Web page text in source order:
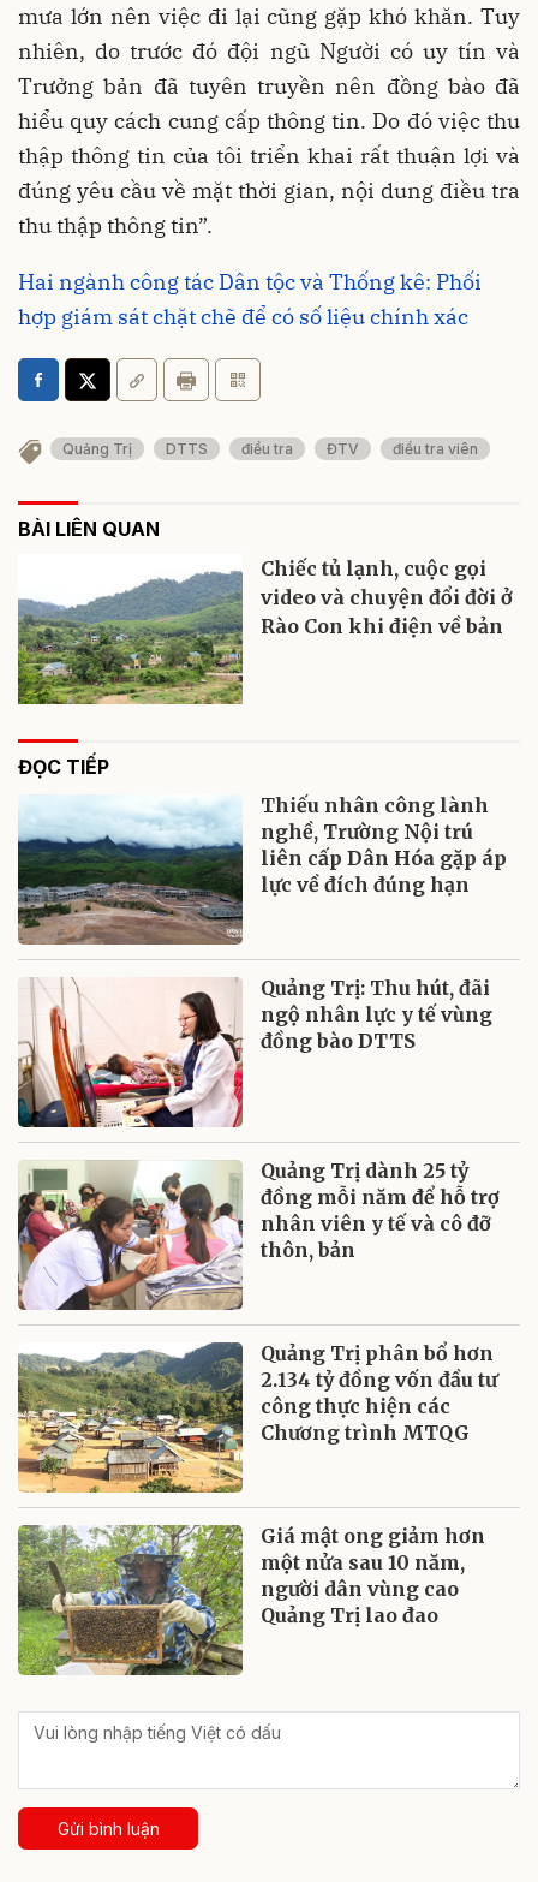
mưa lớn nên việc đi lại cũng gặp khó khăn. Tuy
nhiên, do trước đó đội ngũ Người có uy tín và
Trưởng bản đã tuyên truyền nên đồng bào đã
hiểu quy cách cung cấp thông tin. Do đó việc thu
thập thông tin của tôi triển khai rất thuận lợi và
đúng yêu cầu về mặt thời gian, nội dung điều tra
thu thập thông tin”.
Hai ngành công tác Dân tộc và Thống kê: Phối
hợp giám sát chặt chẽ để có số liệu chính xác
Quảng Trị DTTS điều tra ĐTV điều tra viên
BÀI LIÊN QUAN
Chiếc tủ lạnh, cuộc gọi
video và chuyện đổi đời ở
Rào Con khi điện về bản
ĐỌC TIẾP
Thiếu nhân công lành
nghề, Trường Nội trú
liên cấp Dân Hóa gặp áp
lực về đích đúng hạn
Quảng Trị: Thu hút, đãi
ngộ nhân lực y tế vùng
đồng bào DTTS
Quảng Trị dành 25 tỷ
đồng mỗi năm để hỗ trợ
nhân viên y tế và cô đỡ
thôn, bản
Quảng Trị phân bổ hơn
2.134 tỷ đồng vốn đầu tư
công thực hiện các
Chương trình MTQG
Giá mật ong giảm hơn
một nửa sau 10 năm,
người dân vùng cao
Quảng Trị lao đao
Gửi bình luận